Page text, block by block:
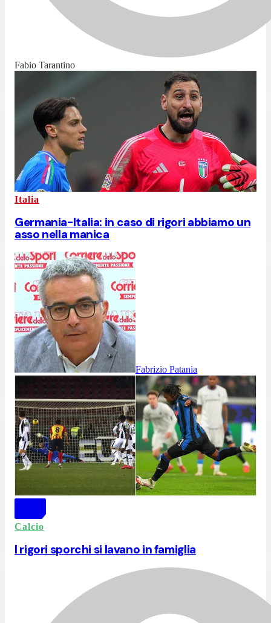
Fabio Tarantino
Italia
Germania-Italia: in caso di rigori abbiamo un
asso nella manica
Fabrizio Patania
Calcio
I rigori sporchi si lavano in famiglia